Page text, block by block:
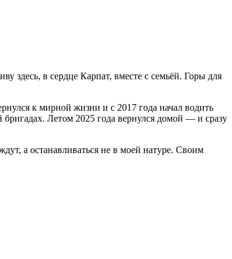
в сердце Карпат, вместе с семьёй. Горы для
к мирной жизни и с 2017 года начал водить
Летом 2025 года вернулся домой — и сразу
а останавливаться не в моей натуре. Своим